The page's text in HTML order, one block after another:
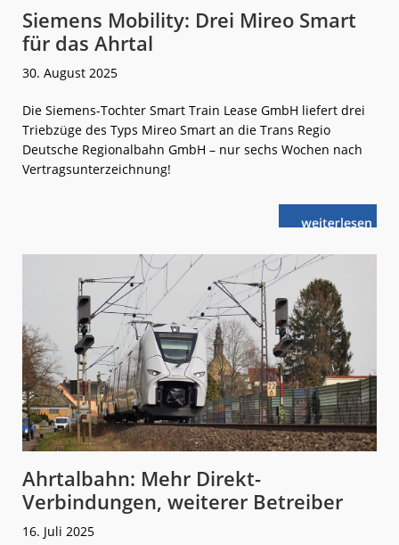
Siemens Mobility: Drei Mireo Smart
für das Ahrtal
30. August 2025
Die Siemens-Tochter Smart Train Lease GmbH liefert drei
Triebzüge des Typs Mireo Smart an die Trans Regio
Deutsche Regionalbahn GmbH – nur sechs Wochen nach
Vertragsunterzeichnung!
weiterlese
nSiemens
Mireo
Smart
für
Ahrtal
Ahrtalbahn: Mehr Direkt-
Verbindungen, weiterer Betreiber
16. Juli 2025